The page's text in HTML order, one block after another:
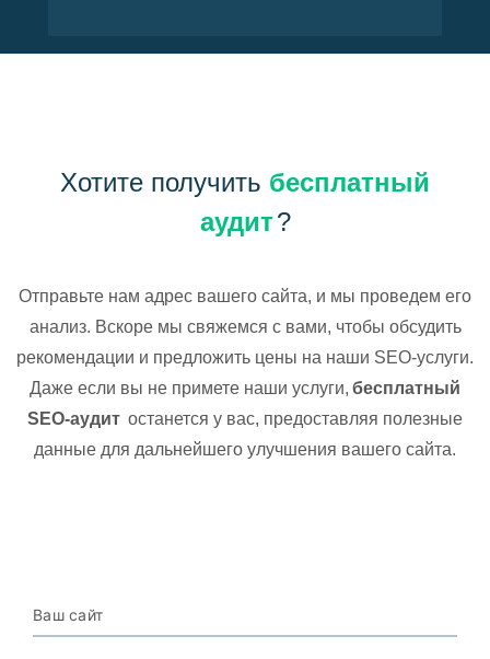
Хотите получить бесплатный
аудит?
Отправьте нам адрес вашего сайта, и мы проведем его
анализ. Вскоре мы свяжемся с вами, чтобы обсудить
рекомендации и предложить цены на наши SEO-услуги.
Даже если вы не примете наши услуги, бесплатный
SEO-аудит останется у вас, предоставляя полезные
данные для дальнейшего улучшения вашего сайта.
Ваш сайт